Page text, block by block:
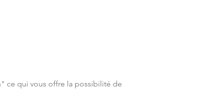
ce qui vous offre la possibilité de